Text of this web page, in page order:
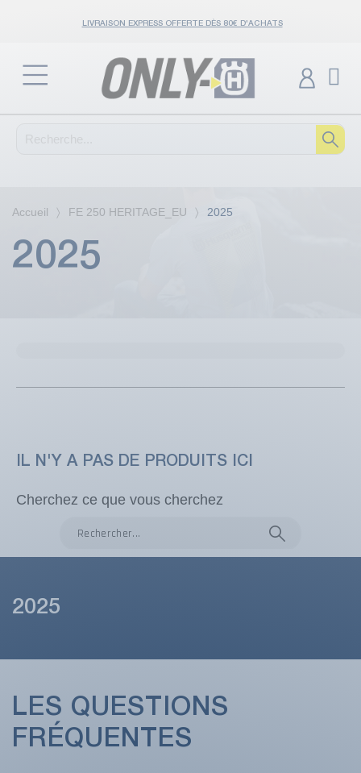
LIVRAISON EXPRESS OFFERTE DÈS 80€ D'ACHATS
Accueil FE 250 HERITAGE_EU 2025
2025
IL N'Y A PAS DE PRODUITS ICI
Cherchez ce que vous cherchez
2025
LES QUESTIONS
FRÉQUENTES